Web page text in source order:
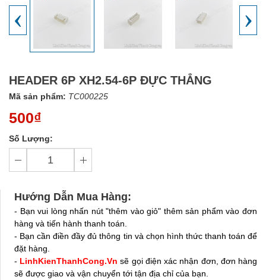
‹ ›
HEADER 6P XH2.54-6P ĐỰC THẲNG
Mã sản phẩm: TC000225
500₫
Số Lượng:
Hướng Dẫn Mua Hàng:
- Bạn vui lòng nhấn nút "thêm vào giỏ" thêm sản phẩm vào đơn
hàng và tiến hành thanh toán.
- Bạn cần điền đầy đủ thông tin và chọn hình thức thanh toán để
đặt hàng.
- LinhKienThanhCong.Vn sẽ gọi điện xác nhận đơn, đơn hàng
sẽ được giao và vận chuyển tới tận địa chỉ của bạn.